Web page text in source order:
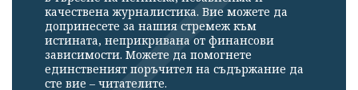
качествена журналистика. Вие можете да
допринесете за нашия стремеж към
истината, неприкривана от финансови
зависимости. Можете да помогнете
единственият поръчител на съдържание да
сте вие – читателите.